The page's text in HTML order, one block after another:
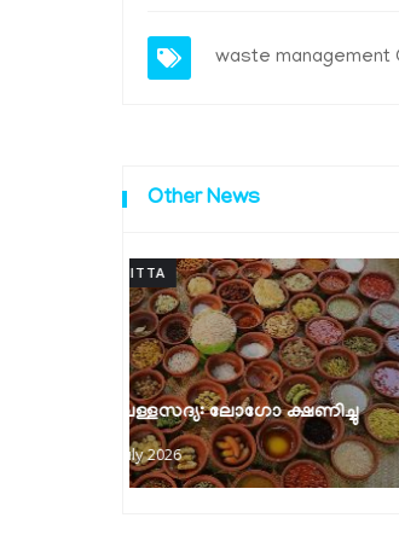
waste management
Other News
PATHANAMTHITTA
ക്ഷയരോഗ മുക്ത
പുരസ്‌കാരങ്ങൾ
30th of June 2026